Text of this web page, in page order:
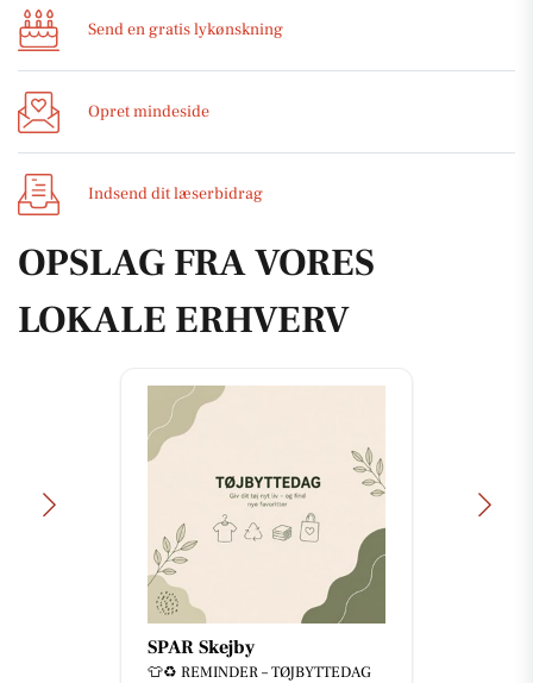
Send en gratis lykønskning
Opret mindeside
Indsend dit læserbidrag
OPSLAG FRA VORES
LOKALE ERHVERV
SPAR Skejby
👕♻️ REMINDER – TØJBYTTEDAG